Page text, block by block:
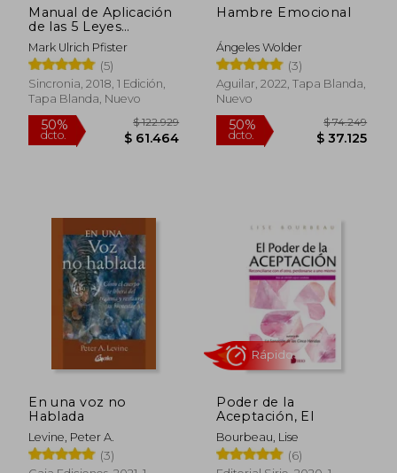
Rápido
50%
dcto.
Manual de Aplicación
de las 5 Leyes
Biológicas
Mark Ulrich Pfister
(5)
Sincronia, 2018, 1 Edición,
Tapa Blanda, Nuevo
Hambre Emocional
Ángeles Wolder
(3)
Aguilar, 2022, Tapa Blanda,
Nuevo
En una voz no
Hablada
Levine, Peter A.
(3)
Poder de la
Aceptación, El
Bourbeau, Lise
(6)